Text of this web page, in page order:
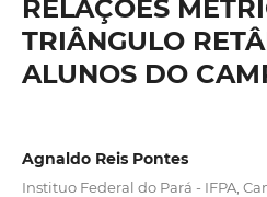
RELAÇÕES
TRIÂNGULO
ALUNOS DO
Agnaldo Reis Pontes
Instituo Federal do Pará - IFPA,